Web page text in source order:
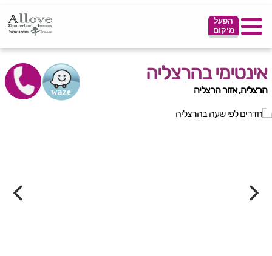
הפעל
מיקום
אינטימי בהרצליה
הרצליה, אזור הרצליה